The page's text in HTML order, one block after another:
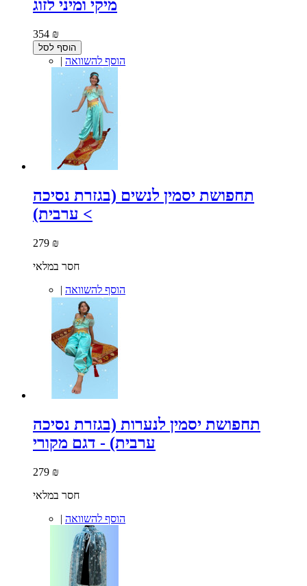
מיקי ומיני לזוג
354 ₪
הוסף לסל
| הוסף להשוואה
תחפושת יסמין לנשים (בגזרת נסיכה
ערבית) <
279 ₪
חסר במלאי
| הוסף להשוואה
תחפושת יסמין לנערות (בגזרת נסיכה
ערבית) - דגם מקורי
279 ₪
חסר במלאי
| הוסף להשוואה